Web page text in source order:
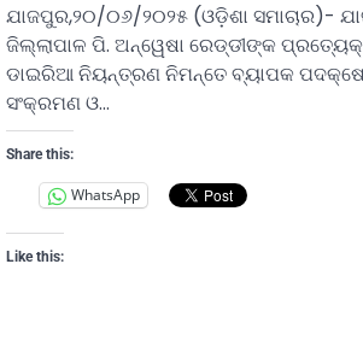
ଯାଜପୁର,୨୦/୦୬/୨୦୨୫ (ଓଡ଼ିଶା ସମାଚାର)-
ଜିଲ୍ଲାପାଳ ପି. ଅନ୍ୱେଷା ରେଡ୍ଡୀଙ୍କ
ଡାଇରିଆ ନିୟନ୍ତ୍ରଣ ନିମନ୍ତେ ବ୍ୟାପକ
ସଂକ୍ରମଣ ଓ…
Share this:
WhatsApp
Like this: